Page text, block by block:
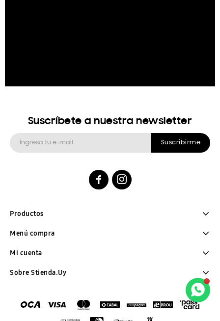
Sobre Stienda.Uy
Menú compra
Mi cuenta
Productos
Suscríbete a nuestra newsletter
Suscribirme
 